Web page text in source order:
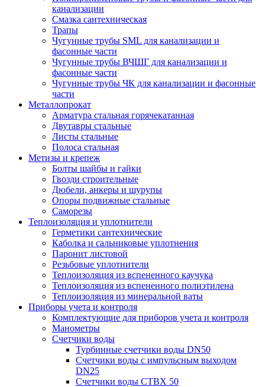
канализации
Смазка сантехническая
Трапы
Чугунные трубы SML для канализации и
фасонные части
Чугунные трубы ВЧШГ для канализации и
фасонные части
Чугунные трубы ЧК для канализации и фасонные
части
Металлопрокат
Арматура стальная горячекатанная
Двутавры стальные
Листы стальные
Полоса стальная
Метизы и крепеж
Болты шайбы и гайки
Гвозди строительные
Дюбели, анкеры и шурупы
Опоры подвижные стальные
Саморезы
Теплоизоляция и уплотнители
Герметики сантехнические
Каболка и сальниковые уплотнения
Паронит листовой
Резьбовые уплотнители
Теплоизоляция из вспененного каучука
Теплоизоляция из вспененного полиэтилена
Теплоизоляция из минеральной ваты
Приборы учета и контроля
Комплектующие для приборов учета и контроля
Манометры
Счетчики воды
Турбинные счетчики воды DN50
Счетчики воды с импульсным выходом
DN25
Счетчики воды СТВХ 50